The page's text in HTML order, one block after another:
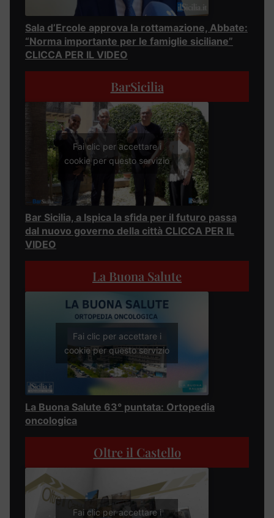
Sala d’Ercole approva la rottamazione, Abbate:
“Norma importante per le famiglie siciliane”
CLICCA PER IL VIDEO
BarSicilia
Fai clic per accettare i
cookie per questo servizio
Bar Sicilia, a Ispica la sfida per il futuro passa
dal nuovo governo della città CLICCA PER IL
VIDEO
La Buona Salute
Fai clic per accettare i
cookie per questo servizio
La Buona Salute 63° puntata: Ortopedia
oncologica
Oltre il Castello
Fai clic per accettare i